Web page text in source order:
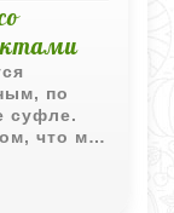
по
суфле.
что мы
-